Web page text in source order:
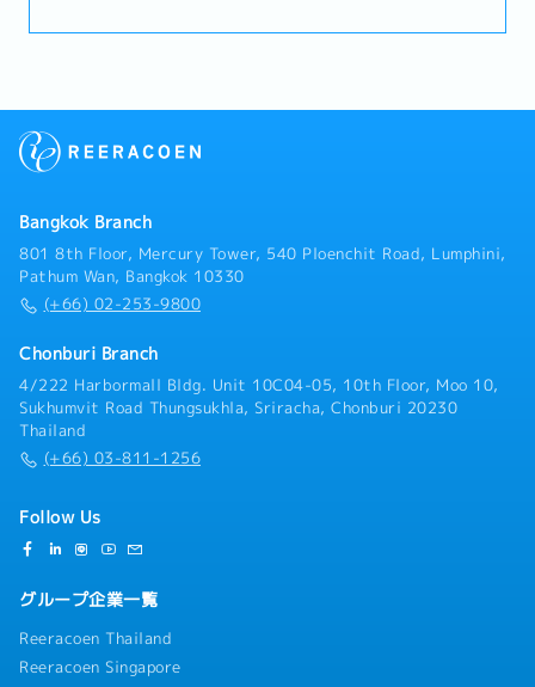
務内容：お客様のニーズに応じた電子部品を調達し販売
訪問の頻度は週1回程度です。顧客訪問時は運転手付き
存顧客との強固なビジネス関係を維持・既存顧客との新
要望を満たすために海外サプライヤーと交渉・社内チー
ムと連携し、売上目標の達成を目指す・潜在顧客に対し
て電話営業を行い、商談の機会を設定・戦略的な購買判
断を支援するため、世界的な市場動向や部品の供給状況
ジメントに提出
Bangkok Branch
801 8th Floor, Mercury Tower, 540 Ploenchit Road, Lumphini,
Pathum Wan, Bangkok 10330
(+66) 02-253-9800
Chonburi Branch
4/222 Harbormall Bldg. Unit 10C04-05, 10th Floor, Moo 10,
Sukhumvit Road Thungsukhla, Sriracha, Chonburi 20230
Thailand
(+66) 03-811-1256
Follow Us
グループ企業一覧
Reeracoen Thailand
Reeracoen Singapore